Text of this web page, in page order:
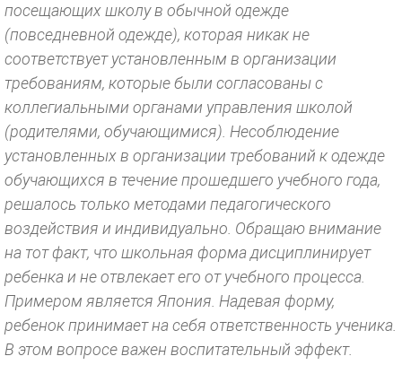
посещающих школу в обычной одежде
(повседневной одежде), которая никак не
соответствует установленным в организации
требованиям, которые были согласованы с
коллегиальными органами управления школой
(родителями, обучающимися). Несоблюдение
установленных в организации требований к одежде
обучающихся в течение прошедшего учебного года,
решалось только методами педагогического
воздействия и индивидуально. Обращаю внимание
на тот факт, что школьная форма дисциплинирует
ребенка и не отвлекает его от учебного процесса.
Примером является Япония. Надевая форму,
ребенок принимает на себя ответственность ученика.
В этом вопросе важен воспитательный эффект.